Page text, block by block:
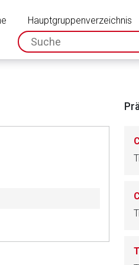
Hauptgruppenverzeichnis
spc.search.input.placeholder